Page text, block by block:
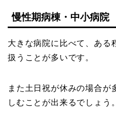
慢性期病棟・中小病院
大きな病院に比べて、ある
扱うことが多いです。
また土日祝が休みの場合が
しむことが出来るでしょう。